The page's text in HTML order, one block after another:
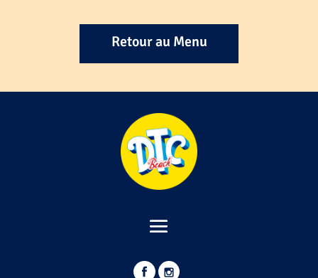
Retour au Menu